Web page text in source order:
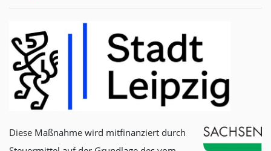
Diese Maßnahme wird mitfinanziert durch